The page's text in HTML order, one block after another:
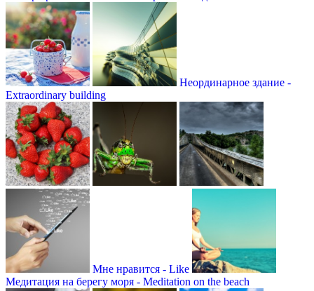
Неординарное здание -
Extraordinary building
Мне нравится - Like
Медитация на берегу моря - Meditation on the beach